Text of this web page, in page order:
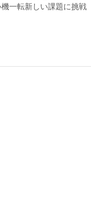
一転新しい課題に挑戦